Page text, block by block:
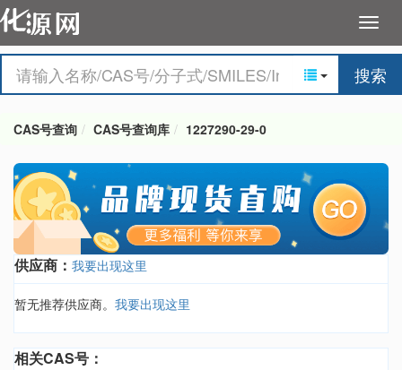
搜索
CAS号查询 CAS号查询库 1227290-29-0
供应商： 我要出现这里
暂无推荐供应商。 我要出现这里
相关CAS号：